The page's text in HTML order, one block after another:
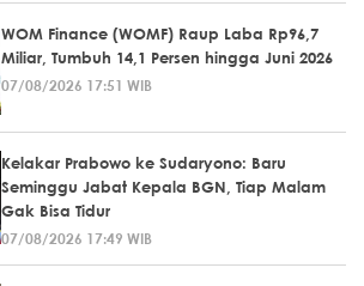
WOM Finance (WOMF) Raup Laba Rp96,7
Miliar, Tumbuh 14,1 Persen hingga Juni 2026
07/08/2026 17:51 WIB
Kelakar Prabowo ke Sudaryono: Baru
Seminggu Jabat Kepala BGN, Tiap Malam
Gak Bisa Tidur
07/08/2026 17:49 WIB